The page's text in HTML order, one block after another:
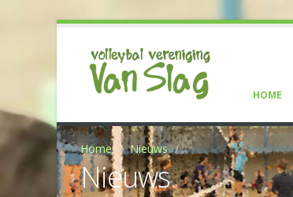
HOME
Home Nieuws
Nieuws